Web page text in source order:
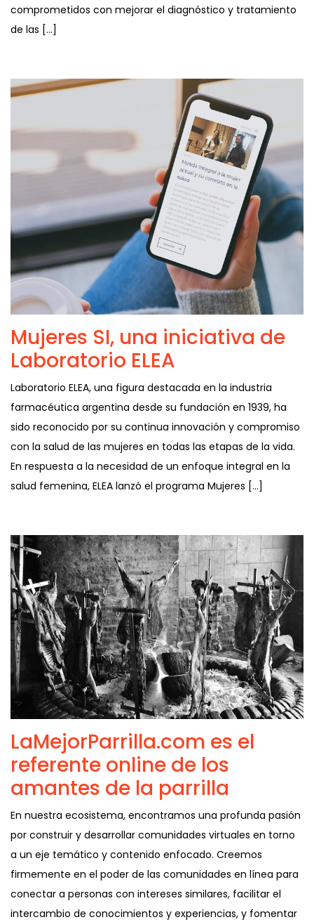
comprometidos con mejorar el diagnóstico y tratamiento
de las […]
Mujeres SI, una iniciativa de
Laboratorio ELEA
Laboratorio ELEA, una figura destacada en la industria
farmacéutica argentina desde su fundación en 1939, ha
sido reconocido por su continua innovación y compromiso
con la salud de las mujeres en todas las etapas de la vida.
En respuesta a la necesidad de un enfoque integral en la
salud femenina, ELEA lanzó el programa Mujeres […]
LaMejorParrilla.com es el
referente online de los
amantes de la parrilla
En nuestra ecosistema, encontramos una profunda pasión
por construir y desarrollar comunidades virtuales en torno
a un eje temático y contenido enfocado. Creemos
firmemente en el poder de las comunidades en línea para
conectar a personas con intereses similares, facilitar el
intercambio de conocimientos y experiencias, y fomentar